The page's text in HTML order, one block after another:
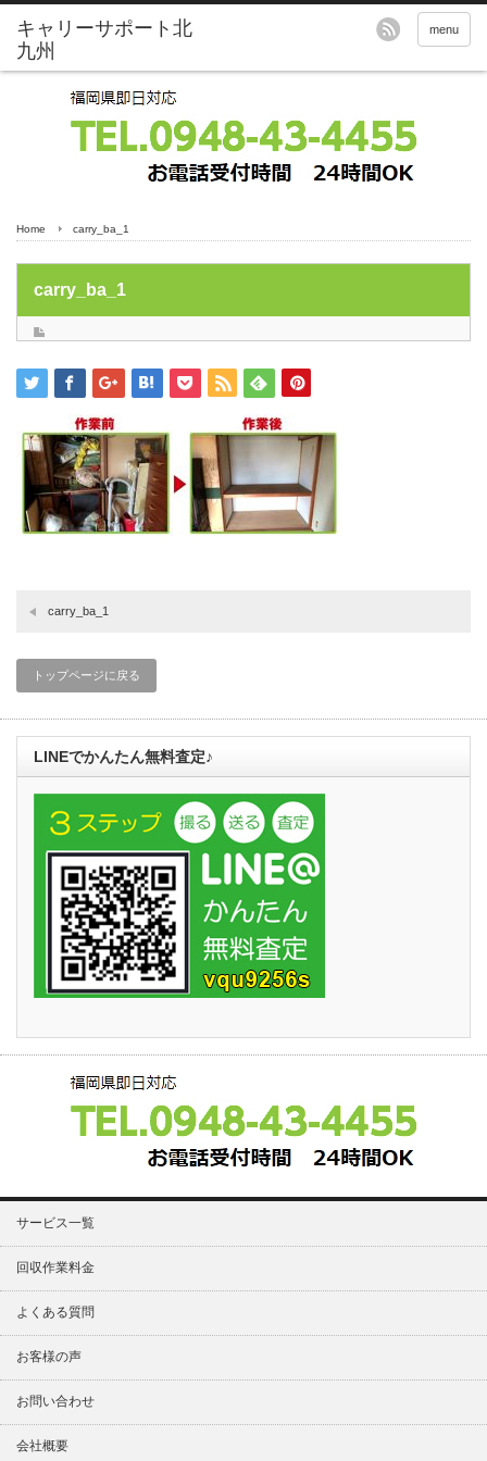
menu
Home carry_ba_1
carry_ba_1
carry_ba_1
トップページに戻る
LINEでかんたん無料査定♪
サービス一覧
回収作業料金
よくある質問
お客様の声
お問い合わせ
会社概要